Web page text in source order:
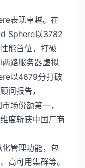
表现卓越。在
Sphere以3782
能首位，打破
路服务器虚拟
以4679分打破
问报告，
场份额第一，
度斩获中国厂商
管理功能，包
高可用集群等。